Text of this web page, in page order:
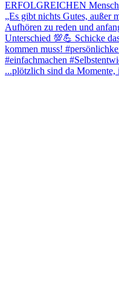
...plötzlich sind da Momente,